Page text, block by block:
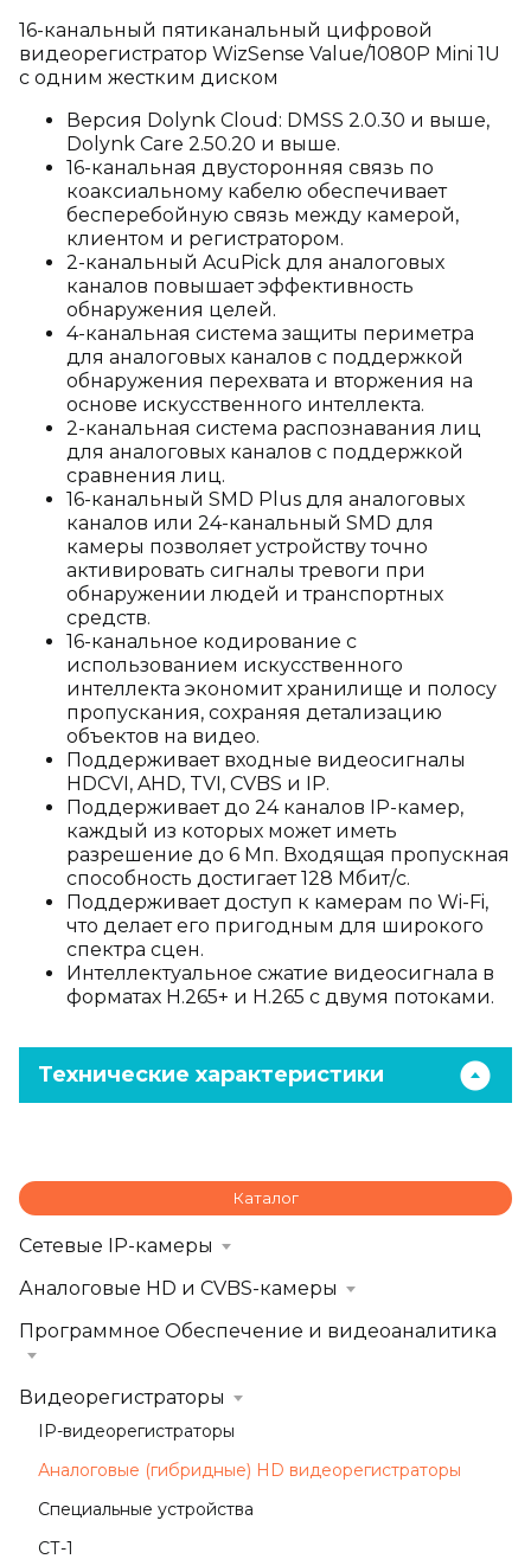
16-канальный пятиканальный цифровой
видеорегистратор WizSense Value/1080P Mini 1U
с одним жестким диском
Версия Dolynk Cloud: DMSS 2.0.30 и выше,
Dolynk Care 2.50.20 и выше.
16-канальная двусторонняя связь по
коаксиальному кабелю обеспечивает
бесперебойную связь между камерой,
клиентом и регистратором.
2-канальный AcuPick для аналоговых
каналов повышает эффективность
обнаружения целей.
4-канальная система защиты периметра
для аналоговых каналов с поддержкой
обнаружения перехвата и вторжения на
основе искусственного интеллекта.
2-канальная система распознавания лиц
для аналоговых каналов с поддержкой
сравнения лиц.
16-канальный SMD Plus для аналоговых
каналов или 24-канальный SMD для
камеры позволяет устройству точно
активировать сигналы тревоги при
обнаружении людей и транспортных
средств.
16-канальное кодирование с
использованием искусственного
интеллекта экономит хранилище и полосу
пропускания, сохраняя детализацию
объектов на видео.
Поддерживает входные видеосигналы
HDCVI, AHD, TVI, CVBS и IP.
Поддерживает до 24 каналов IP-камер,
каждый из которых может иметь
разрешение до 6 Мп. Входящая пропускная
способность достигает 128 Мбит/с.
Поддерживает доступ к камерам по Wi-Fi,
что делает его пригодным для широкого
спектра сцен.
Интеллектуальное сжатие видеосигнала в
форматах H.265+ и H.265 с двумя потоками.
Технические характеристики
Каталог
Сетевые IP-камеры
Аналоговые HD и CVBS-камеры
Программное Обеспечение и видеоаналитика
Видеорегистраторы
IP-видеорегистраторы
Аналоговые (гибридные) HD видеорегистраторы
Специальные устройства
СТ-1